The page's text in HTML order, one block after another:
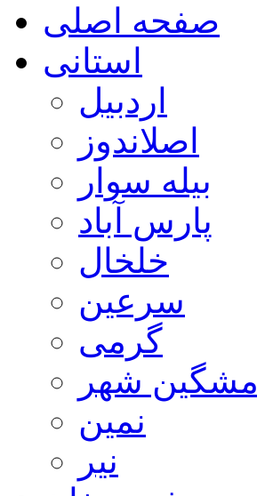
صفحه اصلی
استانی
اردبیل
اصلاندوز
بیله سوار
پارس آباد
خلخال
سرعین
گرمی
مشگین شهر
نمین
نیر